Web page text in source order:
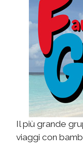
Il più grande
viaggi con